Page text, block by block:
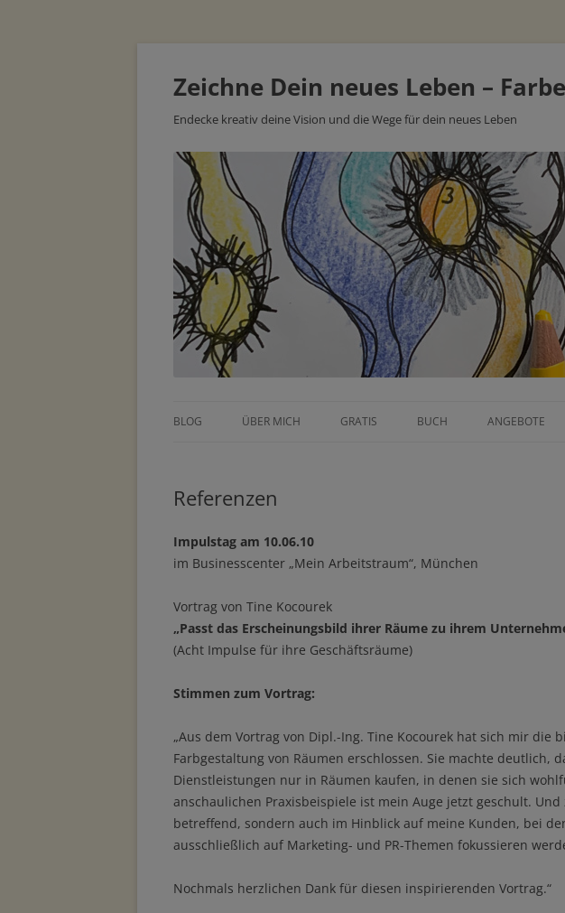
Zeichne Dein neues Leben –
Endecke kreativ deine Vision und die Wege für dein neues Leben
BLOG ÜBER MICH
PRESSE
PARTNER
GRATIS
MASTERCLASS GRATIS
BUCH ANGEBOTE
DEIN
Referenzen
Impulstag am 10.06.10
im Businesscenter „Mein Arbeitstraum“, München
Vortrag von Tine Kocourek
„Passt das Erscheinungsbild ihrer Räume zu ihrem
(Acht Impulse für ihre Geschäftsräume)
Stimmen zum Vortrag:
„Aus dem Vortrag von Dipl.-Ing. Tine Kocourek hat sich mir die
Farbgestaltung von Räumen erschlossen. Sie machte deutlich,
Dienstleistungen nur in Räumen kaufen, in denen sie sich
anschaulichen Praxisbeispiele ist mein Auge jetzt geschult.
betreffend, sondern auch im Hinblick auf meine Kunden, bei
ausschließlich auf Marketing- und PR-Themen fokussieren
Nochmals herzlichen Dank für diesen inspirierenden Vortrag.“